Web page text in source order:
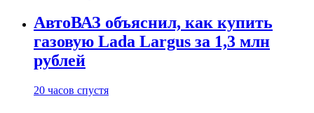
АвтоВАЗ объяснил, как купить
газовую Lada Largus за 1,3 млн
рублей
20 часов спустя